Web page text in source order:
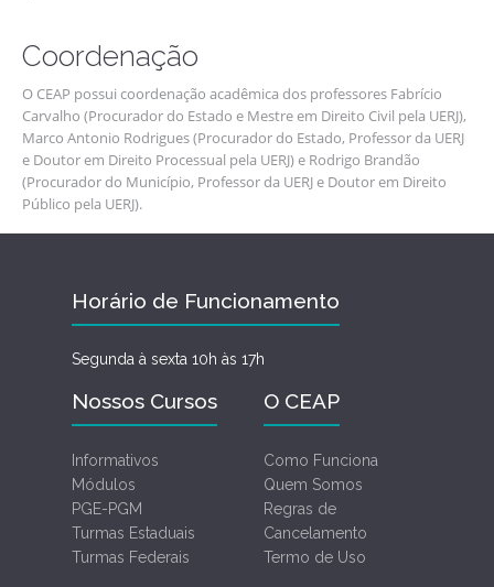
Coordenação
O CEAP possui coordenação acadêmica dos professores Fabrício
Carvalho (Procurador do Estado e Mestre em Direito Civil pela UERJ),
Marco Antonio Rodrigues (Procurador do Estado, Professor da UERJ
e Doutor em Direito Processual pela UERJ) e Rodrigo Brandão
(Procurador do Município, Professor da UERJ e Doutor em Direito
Público pela UERJ).
Horário de Funcionamento
Segunda à sexta 10h às 17h
Nossos Cursos
Informativos
Módulos
PGE-PGM
Turmas Estaduais
Turmas Federais
O CEAP
Como Funciona
Quem Somos
Regras de
Cancelamento
Termo de Uso